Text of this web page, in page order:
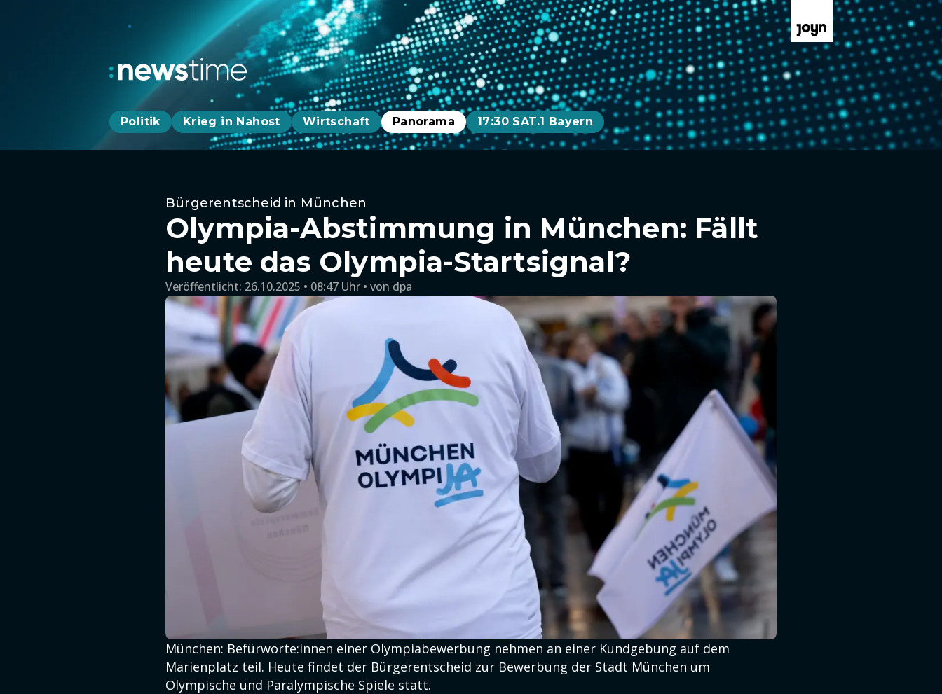
Politik Krieg in Nahost Wirtschaft Panorama 17:30 SAT.1 Bayern
Bürgerentscheid in München
Olympia-Abstimmung in München: Fällt
heute das Olympia-Startsignal?
Veröffentlicht: 26.10.2025 • 08:47 Uhr von dpa
München: Befürworte:innen einer Olympiabewerbung nehmen an einer Kundgebung auf dem
Marienplatz teil. Heute findet der Bürgerentscheid zur Bewerbung der Stadt München um
Olympische und Paralympische Spiele statt.